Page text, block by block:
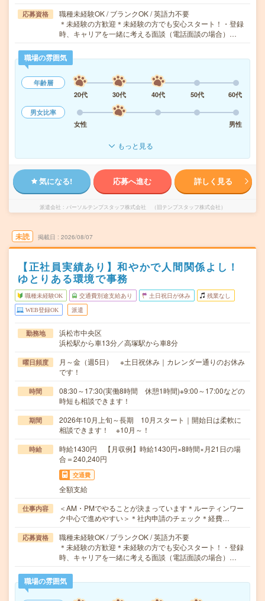
応募資格
職種未経験OK / ブランクOK / 英語力不要
＊未経験の方歓迎＊未経験の方でも安心スタート！・登録
時、キャリアを一緒に考える面談（電話面談の場合）…
職場の雰囲気
年齢層
20代
30代 40代 50代
60代
男女比率
女性
男性
もっと見る
気になる! 応募へ進む 詳しく見る
派遣会社 パーソルテンプスタッフ株式会社 （旧テンプスタッフ株式会社）
未読 掲載日 2026/08/07
【正社員実績あり】和やかで人間関係よし！
ゆとりある環境で事務
職種未経験OK 交通費別途支給あり 土日祝日が休み 残業なし
WEB登録OK 派遣
勤務地
浜松市中央区
浜松駅から車13分／高塚駅から車8分
曜日頻度
月～金（週5日） ※土日祝休み｜カレンダー通りのお休み
です！
時間
08:30～17:30(実働8時間 休憩1時間)※9:00～17:00などの
時短も相談できます！
期間
2026年10月上旬～長期 10月スタート｜開始日は柔軟に
相談できます！ ※10月～！
時給
時給1430円 【月収例】時給1430円×8時間×月21日の場
合＝240,240円
交通費
全額支給
仕事内容
＜AM・PMでやることが決まっています＊ルーティンワー
ク中心で進めやすい＞＊社内申請のチェック＊経費…
応募資格
職種未経験OK / ブランクOK / 英語力不要
＊未経験の方歓迎＊未経験の方でも安心スタート！・登録
時、キャリアを一緒に考える面談（電話面談の場合）…
職場の雰囲気